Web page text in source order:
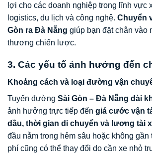
lợi cho các doanh nghiệp trong lĩnh vực
logistics, du lịch và công nghệ. Chuyển
Gòn ra Đà Nẵng giúp bạn đặt chân vào
thương chiến lược.
3. Các yếu tố ảnh hưởng đến
Khoảng cách và loại đường vận
Tuyến đường Sài Gòn – Đà Nẵng dài
ảnh hưởng trực tiếp đến giá cước vận
dầu, thời gian di chuyển và lương tài
đầu nằm trong hẻm sâu hoặc không gần
phí cũng có thể thay đổi do cần xe nhỏ